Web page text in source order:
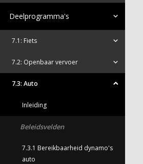
Deelprogramma's
7.1: Fiets
7.2: Openbaar vervoer
7.3: Auto
Inleiding
Beleidsvelden
7.3.1 Bereikbaarheid dynamo's
auto